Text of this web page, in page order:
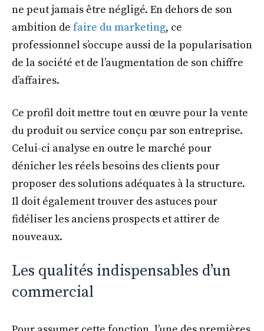
ne peut jamais être négligé. En dehors de son
ambition de faire du marketing, ce
professionnel s’occupe aussi de la popularisation
de la société et de l’augmentation de son chiffre
d’affaires.
Ce profil doit mettre tout en œuvre pour la vente
du produit ou service conçu par son entreprise.
Celui-ci analyse en outre le marché pour
dénicher les réels besoins des clients pour
proposer des solutions adéquates à la structure.
Il doit également trouver des astuces pour
fidéliser les anciens prospects et attirer de
nouveaux.
Les qualités indispensables d’un
commercial